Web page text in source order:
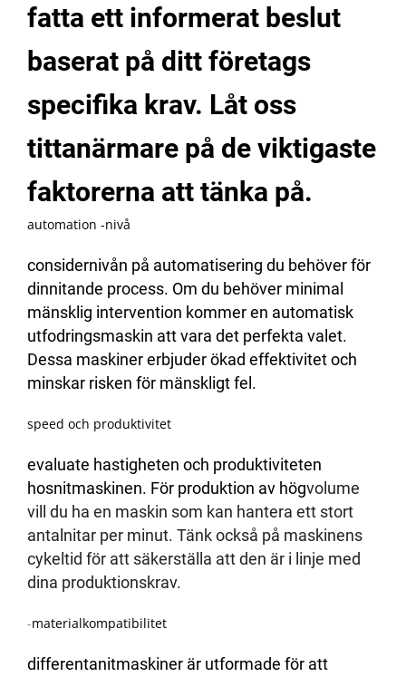
fatta ett informerat beslut
baserat på ditt företags
specifika krav. Låt oss
tittanärmare på de viktigaste
faktorerna att tänka på.
automation -nivå
considernivån på automatisering du behöver för
dinnitande process. Om du behöver minimal
mänsklig intervention kommer en automatisk
utfodringsmaskin att vara det perfekta valet.
Dessa maskiner erbjuder ökad effektivitet och
minskar risken för mänskligt fel.
speed och produktivitet
evaluate hastigheten och produktiviteten
hosnitmaskinen. För produktion av högvolume
vill du ha en maskin som kan hantera ett stort
antalnitar per minut. Tänk också på maskinens
cykeltid för att säkerställa att den är i linje med
dina produktionskrav.
-materialkompatibilitet
differentanitmaskiner är utformade för att